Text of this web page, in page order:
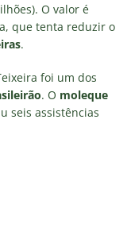
O valor é
que tenta reduzir o
.
foi um dos
. O moleque
seis assistências